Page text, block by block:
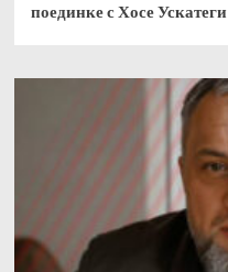
поединке с Хосе Ускатеги